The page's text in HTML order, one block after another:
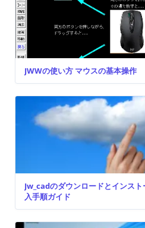
JWWの使い方 マウスの基本操作
Jw_cadのダウンロードとインス
入手順ガイド